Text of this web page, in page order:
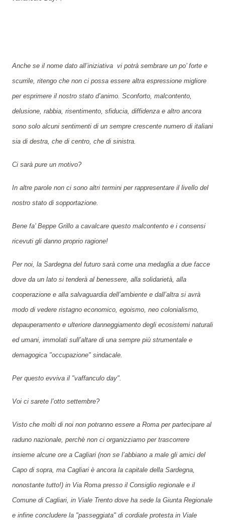
Anche se il nome dato all’iniziativa vi potrà sembrare un po’ forte e
scurrile, ritengo che non ci possa essere altra espressione migliore
per esprimere il nostro stato d’animo. Sconforto, malcontento,
delusione, rabbia, risentimento, sfiducia, diffidenza e altro ancora
sono solo alcuni sentimenti di un sempre crescente numero di italiani
sia di destra, che di centro, che di sinistra.
Ci sarà pure un motivo?
In altre parole non ci sono altri termini per rappresentare il livello del
nostro stato di sopportazione.
Bene fa’ Beppe Grillo a cavalcare questo malcontento e i consensi
ricevuti gli danno proprio ragione!
Per noi, la Sardegna del futuro sarà come una medaglia a due facce
dove da un lato si tenderà al benessere, alla solidarietà, alla
cooperazione e alla salvaguardia dell’ambiente e dall’altra si avrà
modo di vedere ristagno economico, egoismo, neo colonialismo,
depauperamento e ulteriore danneggiamento degli ecosistemi naturali
ed umani, immolati sull’altare di una sempre più strumentale e
demagogica "occupazione" sindacale.
Per questo evviva il "vaffanculo day".
Voi ci sarete l’otto settembre?
Visto che molti di noi non potranno essere a Roma per partecipare al
raduno nazionale, perchè non ci organizziamo per trascorrere
insieme alcune ore a Cagliari (non se l’abbiano a male gli amici del
Capo di sopra, ma Cagliari è ancora la capitale della Sardegna,
nonostante tutto!) in Via Roma presso il Consiglio regionale e il
Comune di Cagliari, in Viale Trento dove ha sede la Giunta Regionale
e infine concludere la "passeggiata" di cordiale protesta in Viale